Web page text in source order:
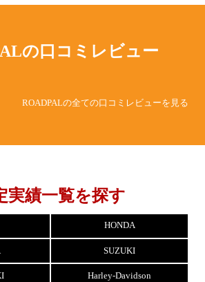
の 口コミレビュー
ROADPALの全ての口コミレビューを見る
実績一覧を探す
HONDA
SUZUKI
Harley-Davidson